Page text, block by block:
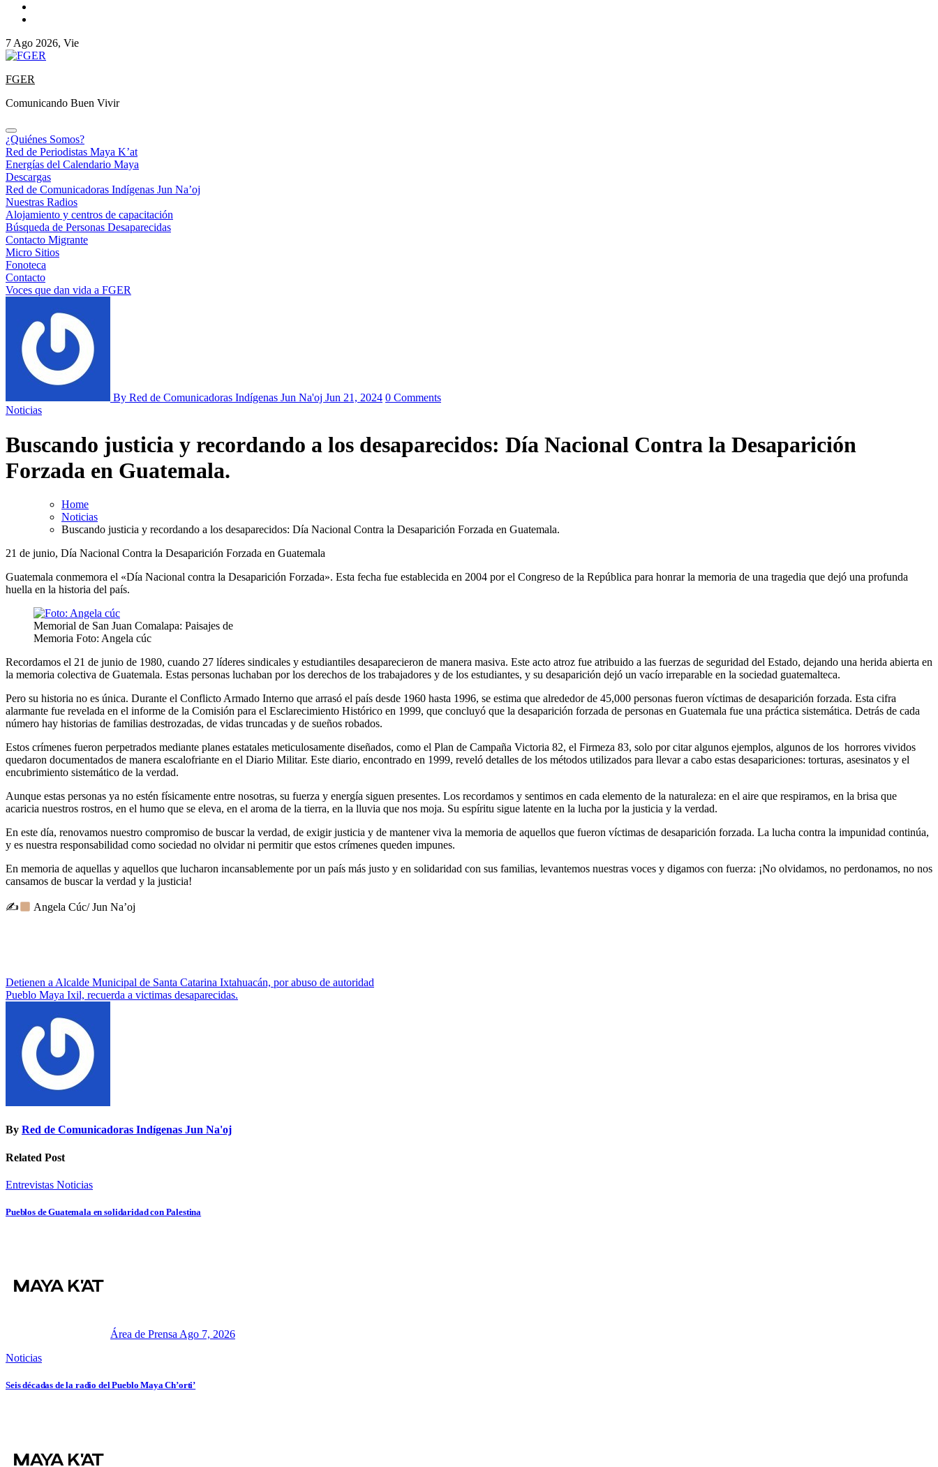
7 Ago 2026, Vie
FGER
Comunicando Buen Vivir
¿Quiénes Somos?
Red de Periodistas Maya K’at
Energías del Calendario Maya
Descargas
Red de Comunicadoras Indígenas Jun Na’oj
Nuestras Radios
Alojamiento y centros de capacitación
Búsqueda de Personas Desaparecidas
Contacto Migrante
Micro Sitios
Fonoteca
Contacto
Voces que dan vida a FGER
By Red de Comunicadoras Indígenas Jun Na'oj Jun 21, 2024 0 Comments
Noticias
Buscando justicia y recordando a los desaparecidos: Día Nacional Contra la Desaparición
Forzada en Guatemala.
Home
Noticias
Buscando justicia y recordando a los desaparecidos: Día Nacional Contra la Desaparición Forzada en Guatemala.
21 de junio, Día Nacional Contra la Desaparición Forzada en Guatemala
Guatemala conmemora el «Día Nacional contra la Desaparición Forzada». Esta fecha fue establecida en 2004 por el Congreso de la República para honrar la memoria de una tragedia que dejó una profunda
huella en la historia del país.
Memorial de San Juan Comalapa: Paisajes de
Memoria Foto: Angela cúc
Recordamos el 21 de junio de 1980, cuando 27 líderes sindicales y estudiantiles desaparecieron de manera masiva. Este acto atroz fue atribuido a las fuerzas de seguridad del Estado, dejando una herida abierta en
la memoria colectiva de Guatemala. Estas personas luchaban por los derechos de los trabajadores y de los estudiantes, y su desaparición dejó un vacío irreparable en la sociedad guatemalteca.
Pero su historia no es única. Durante el Conflicto Armado Interno que arrasó el país desde 1960 hasta 1996, se estima que alrededor de 45,000 personas fueron víctimas de desaparición forzada. Esta cifra
alarmante fue revelada en el informe de la Comisión para el Esclarecimiento Histórico en 1999, que concluyó que la desaparición forzada de personas en Guatemala fue una práctica sistemática. Detrás de cada
número hay historias de familias destrozadas, de vidas truncadas y de sueños robados.
Estos crímenes fueron perpetrados mediante planes estatales meticulosamente diseñados, como el Plan de Campaña Victoria 82, el Firmeza 83, solo por citar algunos ejemplos, algunos de los horrores vividos
quedaron documentados de manera escalofriante en el Diario Militar. Este diario, encontrado en 1999, reveló detalles de los métodos utilizados para llevar a cabo estas desapariciones: torturas, asesinatos y el
encubrimiento sistemático de la verdad.
Aunque estas personas ya no estén físicamente entre nosotras, su fuerza y energía siguen presentes. Los recordamos y sentimos en cada elemento de la naturaleza: en el aire que respiramos, en la brisa que
acaricia nuestros rostros, en el humo que se eleva, en el aroma de la tierra, en la lluvia que nos moja. Su espíritu sigue latente en la lucha por la justicia y la verdad.
En este día, renovamos nuestro compromiso de buscar la verdad, de exigir justicia y de mantener viva la memoria de aquellos que fueron víctimas de desaparición forzada. La lucha contra la impunidad continúa,
y es nuestra responsabilidad como sociedad no olvidar ni permitir que estos crímenes queden impunes.
En memoria de aquellas y aquellos que lucharon incansablemente por un país más justo y en solidaridad con sus familias, levantemos nuestras voces y digamos con fuerza: ¡No olvidamos, no perdonamos, no nos
cansamos de buscar la verdad y la justicia!
✍ Angela Cúc/ Jun Na’oj
Navegación
de
entradas
Detienen a Alcalde Municipal de Santa Catarina Ixtahuacán, por abuso de autoridad
Pueblo Maya Ixil, recuerda a victimas desaparecidas.
By Red de Comunicadoras Indígenas Jun Na'oj
Related Post
Entrevistas Noticias
Pueblos de Guatemala en solidaridad con Palestina
Área de Prensa Ago 7, 2026
Noticias
Seis décadas de la radio del Pueblo Maya Ch’orti’